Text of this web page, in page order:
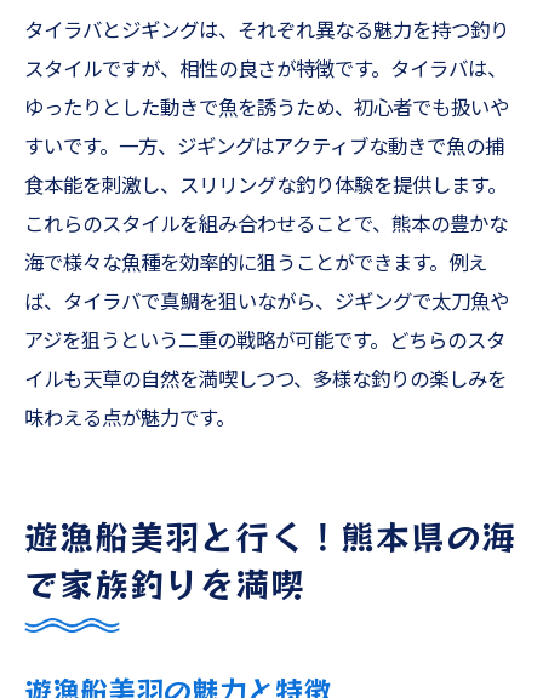
タイラバとジギングは、それぞれ異なる魅力を持つ釣り
スタイルですが、相性の良さが特徴です。タイラバは、
ゆったりとした動きで魚を誘うため、初心者でも扱いや
すいです。一方、ジギングはアクティブな動きで魚の捕
食本能を刺激し、スリリングな釣り体験を提供します。
これらのスタイルを組み合わせることで、熊本の豊かな
海で様々な魚種を効率的に狙うことができます。例え
ば、タイラバで真鯛を狙いながら、ジギングで太刀魚や
アジを狙うという二重の戦略が可能です。どちらのスタ
イルも天草の自然を満喫しつつ、多様な釣りの楽しみを
味わえる点が魅力です。
遊漁船美羽と行く！熊本県の海
で家族釣りを満喫
遊漁船美羽の魅力と特徴